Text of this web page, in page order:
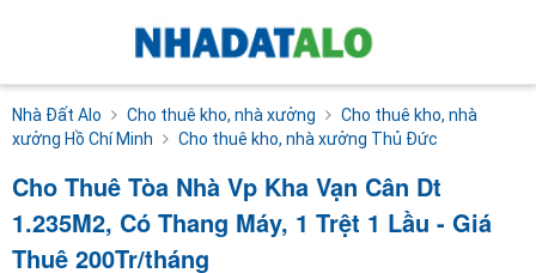
Nhà Đất Alo Cho thuê kho, nhà xưởng
Cho thuê kho, nhà
xưởng Hồ Chí Minh
Cho thuê kho, nhà xưởng Thủ Đức
Cho Thuê Tòa Nhà Vp Kha Vạn Cân Dt
1.235M2, Có Thang Máy, 1 Trệt 1 Lầu - Giá
Thuê 200Tr/tháng